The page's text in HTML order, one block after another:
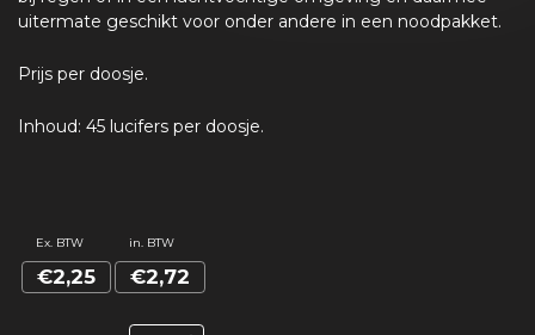
uitermate geschikt voor onder andere in een noodpakket.
Prijs per doosje.
Inhoud: 45 lucifers per doosje.
Ex. BTW in. BTW
€2,25 €2,72